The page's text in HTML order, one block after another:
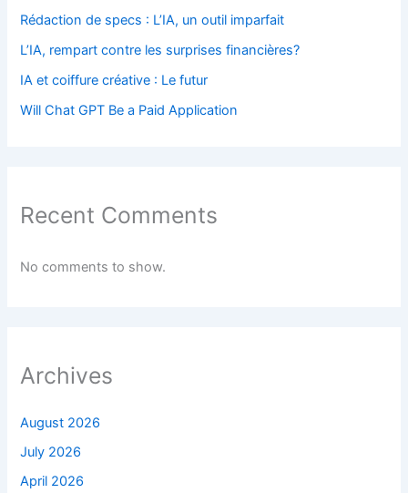
Rédaction de specs : L’IA, un outil imparfait
L’IA, rempart contre les surprises financières?
IA et coiffure créative : Le futur
Will Chat GPT Be a Paid Application
Recent Comments
No comments to show.
Archives
August 2026
July 2026
April 2026